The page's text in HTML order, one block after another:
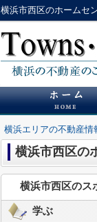
横浜市西区のホームセ
横浜エリアの不動産情
横浜市西区の
横浜市西区のス
学ぶ